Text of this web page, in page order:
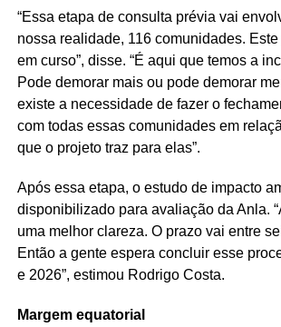
“Essa etapa de consulta prévia vai
nossa realidade, 116 comunidades.
em curso”, disse. “É aqui que temos a
Pode demorar mais ou pode demorar
existe a necessidade de fazer o
com todas essas comunidades em
que o projeto traz para elas”.
Após essa etapa, o estudo de impacto
disponibilizado para avaliação da Anla.
uma melhor clareza. O prazo vai entre
Então a gente espera concluir esse
e 2026”, estimou Rodrigo Costa.
Margem equatorial